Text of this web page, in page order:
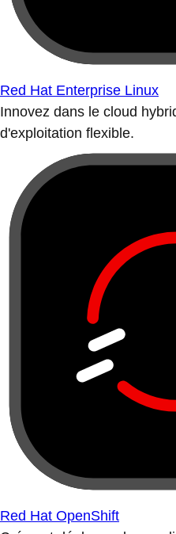
Red Hat Enterprise Linux
Innovez dans le cloud
d'exploitation flexible.
Red Hat OpenShift